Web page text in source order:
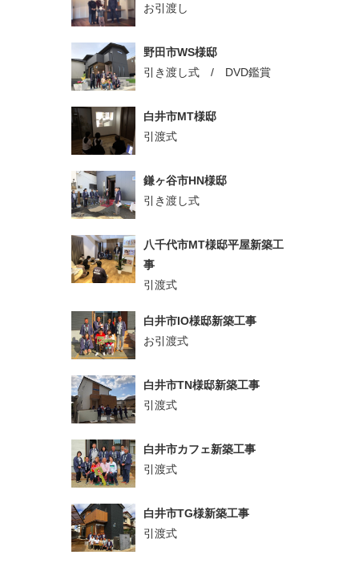
お引渡し
野田市WS様邸
引き渡し式 / DVD鑑賞
白井市MT様邸
引渡式
鎌ヶ谷市HN様邸
引き渡し式
八千代市MT様邸平屋新築工
事
引渡式
白井市IO様邸新築工事
お引渡式
白井市TN様邸新築工事
引渡式
白井市カフェ新築工事
引渡式
白井市TG様新築工事
引渡式